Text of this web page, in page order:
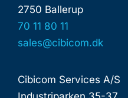
2750 Ballerup
70 11 80 11
sales@cibicom.dk
Cibicom Services A/S